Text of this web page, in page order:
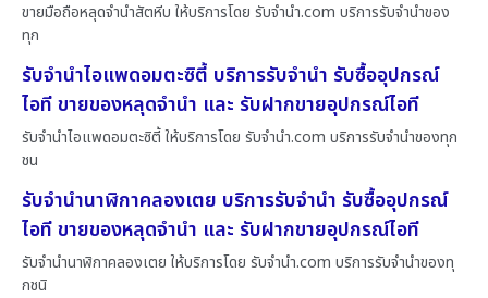
ขายมือถือหลุดจำนำสัตหีบ ให้บริการโดย รับจํานํา.com บริการรับจำนำของ
ทุก
รับจำนำไอแพดอมตะซิตี้ บริการรับจำนำ รับซื้ออุปกรณ์
ไอที ขายของหลุดจำนำ และ รับฝากขายอุปกรณ์ไอที
รับจำนำไอแพดอมตะซิตี้ ให้บริการโดย รับจํานํา.com บริการรับจำนำของทุก
ชน
รับจำนำนาฬิกาคลองเตย บริการรับจำนำ รับซื้ออุปกรณ์
ไอที ขายของหลุดจำนำ และ รับฝากขายอุปกรณ์ไอที
รับจำนำนาฬิกาคลองเตย ให้บริการโดย รับจํานํา.com บริการรับจำนำของทุ
กชนิ